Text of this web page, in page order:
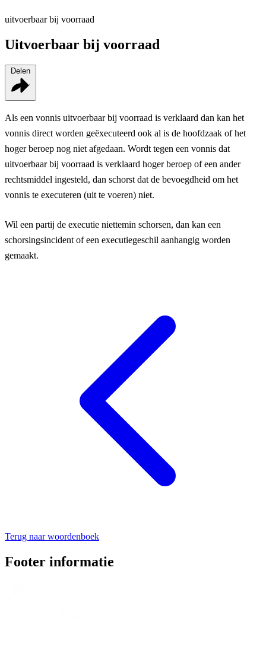
uitvoerbaar bij voorraad
Uitvoerbaar bij voorraad
Als een vonnis uitvoerbaar bij voorraad is verklaard dan kan het
vonnis direct worden geëxecuteerd ook al is de hoofdzaak of het
hoger beroep nog niet afgedaan. Wordt tegen een vonnis dat
uitvoerbaar bij voorraad is verklaard hoger beroep of een ander
rechtsmiddel ingesteld, dan schorst dat de bevoegdheid om het
vonnis te executeren (uit te voeren) niet.
Wil een partij de executie niettemin schorsen, dan kan een
schorsingsincident of een executiegeschil aanhangig worden
gemaakt.
Terug naar woordenboek
Footer informatie